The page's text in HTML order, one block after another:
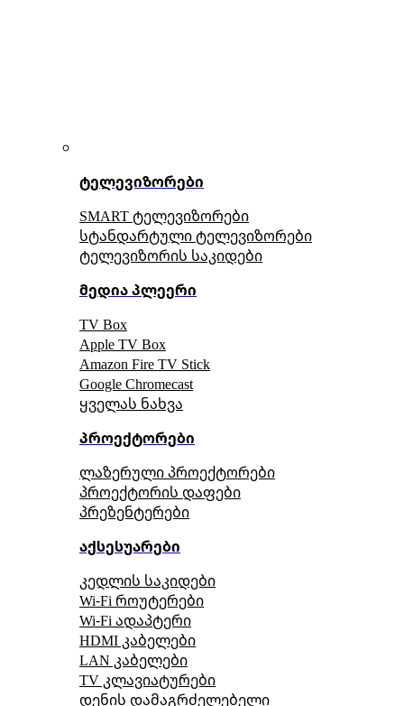
ტელევიზორები
SMART ტელევიზორები
სტანდარტული ტელევიზორები
ტელევიზორის საკიდები
მედია პლეერი
TV Box
Apple TV Box
Amazon Fire TV Stick
Google Chromecast
ყველას ნახვა
პროექტორები
ლაზერული პროექტორები
პროექტორის დაფები
პრეზენტერები
აქსესუარები
კედლის საკიდები
Wi-Fi როუტერები
Wi-Fi ადაპტერი
HDMI კაბელები
LAN კაბელები
TV კლავიატურები
დენის დამაგრძელებელი